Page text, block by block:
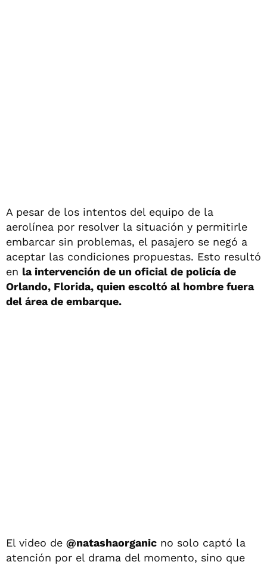
A pesar de los intentos del equipo de la
aerolínea por resolver la situación y permitirle
embarcar sin problemas, el pasajero se negó a
aceptar las condiciones propuestas. Esto resultó
en la intervención de un oficial de policía de
Orlando, Florida, quien escoltó al hombre fuera
del área de embarque.
El video de @natashaorganic no solo captó la
atención por el drama del momento, sino que